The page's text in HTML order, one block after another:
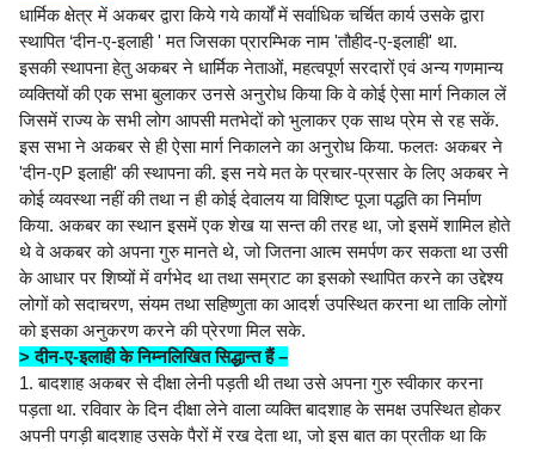
धार्मिक क्षेत्र में अकबर द्वारा किये गये कार्यों में सर्वाधिक चर्चित कार्य उसके द्वारा
स्थापित ‘दीन-ए-इलाही ' मत जिसका प्रारम्भिक नाम 'तौहीद-ए-इलाही' था.
इसकी स्थापना हेतु अकबर ने धार्मिक नेताओं, महत्वपूर्ण सरदारों एवं अन्य गणमान्य
व्यक्तियों की एक सभा बुलाकर उनसे अनुरोध किया कि वे कोई ऐसा मार्ग निकाल लें
जिसमें राज्य के सभी लोग आपसी मतभेदों को भुलाकर एक साथ प्रेम से रह सकें.
इस सभा ने अकबर से ही ऐसा मार्ग निकालने का अनुरोध किया. फलतः अकबर ने
'दीन-एP इलाही' की स्थापना की. इस नये मत के प्रचार-प्रसार के लिए अकबर ने
कोई व्यवस्था नहीं की तथा न ही कोई देवालय या विशिष्ट पूजा पद्धति का निर्माण
किया. अकबर का स्थान इसमें एक शेख या सन्त की तरह था, जो इसमें शामिल होते
थे वे अकबर को अपना गुरु मानते थे, जो जितना आत्म समर्पण कर सकता था उसी
के आधार पर शिष्यों में वर्गभेद था तथा सम्राट का इसको स्थापित करने का उद्देश्य
लोगों को सदाचरण, संयम तथा सहिष्णुता का आदर्श उपस्थित करना था ताकि लोगों
को इसका अनुकरण करने की प्रेरणा मिल सके.
> दीन-ए-इलाही के निम्नलिखित सिद्धान्त हैं –
1. बादशाह अकबर से दीक्षा लेनी पड़ती थी तथा उसे अपना गुरु स्वीकार करना
पड़ता था. रविवार के दिन दीक्षा लेने वाला व्यक्ति बादशाह के समक्ष उपस्थित होकर
अपनी पगड़ी बादशाह उसके पैरों में रख देता था, जो इस बात का प्रतीक था कि